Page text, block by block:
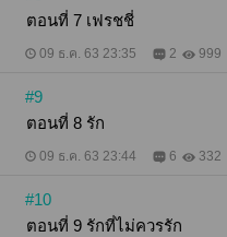
ตอนที่ 7 เฟรชชี่
09 ธ.ค. 63 23:35 2 999
#9
ตอนที่ 8 รัก
09 ธ.ค. 63 23:44 6 332
#10
ตอนที่ 9 รักที่ไม่ควรรัก